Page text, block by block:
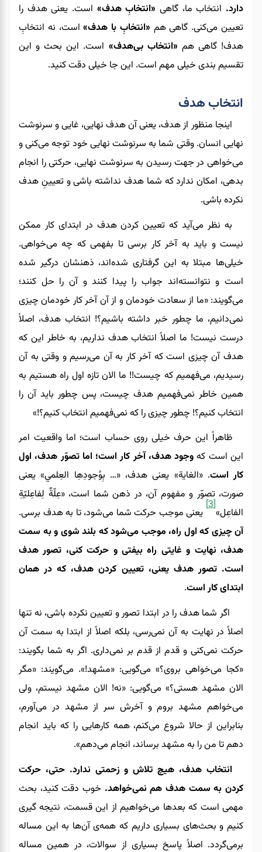
دارد. انتخاب ما، گاهی «انتخابِ هدف» است. یعنی هدف را
تعیین می‌کنی. گاهی هم «انتخابِ با هدف»است، نه انتخابِ
هدف! گاهی هم «انتخاب بی‌هدف» است. این بحث و این
تقسیم بندی خیلی مهم است. این جا خیلی دقت کنید.
انتخاب هدف
اینجا منظور از هدف، یعنی آن هدف نهایی، غایی و سرنوشت
نهایی انسان. وقتی شما به سرنوشت نهایی خود توجه می‌کنی و
می‌خواهی در جهت رسیدن به سرنوشت نهایی، حرکتی را انجام
بدهی، امکان ندارد که شما هدف نداشته باشی و تعیینِ هدف
نکرده باشی.
به نظر می‌آید که تعیین کردن هدف در ابتدای کار ممکن
نیست و باید به آخر کار برسی تا بفهمی که چه می‌خواهی.
خیلی‌ها مبتلا به این گرفتاری شده‌اند، ذهنشان درگیر شده
است و نتوانسته‌اند جواب را پیدا کنند و آن را حل کنند؛
می‌گویند: «ما از سعادت خودمان و از آن آخر کار خودمان چیزی
نمی‌دانیم، ما چطور خبر داشته باشیم؟! انتخاب هدف، اصلاً
درست نیست! ما اصلاً انتخاب هدف نداریم، به خاطر این که
هدف آن چیزی است که آخر کار به آن می‌رسیم و وقتی به آن
رسیدیم، می‌فهمیم که چیست!! ما الان تازه اول راه هستیم به
همین خاطر نمی‌فهمیم هدف چیست، پس چطور باید آن را
انتخاب کنیم؟! چطور چیزی را که نمی‌فهمیم انتخاب کنیم؟!»
ظاهراً این حرف خیلی روی حساب است؛ اما واقعیت امر
این است که وجود هدف، آخر کار است؛ اما تصوّر هدف، اول
کار است. «الغایة» یعنی هدف، «… بِوُجودِهِا العِلمي» یعنی
صورت، تصوّر و مفهوم آن، در ذهن شما است، «عِلّةٌ لِفاعِلیّةِ
الفاعِل»
[3]
یعنی موجب حرکت شما می‌شود، تا به هدف برسی.
آن چیزی که اول راه، موجب می‌شود که بلند شوی و به سمت
هدف، نهایت و غایتی راه بیفتی و حرکت کنی، تصور هدف
است. تصور هدف یعنی، تعیین کردن هدف، که در همان
ابتدای کار است.
اگر شما هدف را در ابتدا تصور و تعیین نکرده باشی، نه تنها
اصلاً در نهایت به آن نمی‌رسی، بلکه اصلاً از ابتدا به سمت آن
حرکت نمی‌کنی و قدم از قدم بر نمی‌داری. اگر به شما بگویند:
«کجا می‌خواهی بروی؟» می‌گویی: «مشهد!». می‌گویند: «مگر
الان مشهد هستی؟» می‌گویی: «نه! الان مشهد نیستم، ولی
می‌خواهم مشهد بروم و آخرش سر از مشهد در می‌آورم،
بنابراین از حالا شروع می‌کنم، همه کارهایی را که باید انجام
دهم تا من را به مشهد برساند، انجام می‌دهم».
انتخاب هدف، هیچ تلاش و زحمتی ندارد. حتی، حرکت
کردن به سمت هدف هم نمی‌خواهد. خوب دقت کنید، بحث
مهمی است که بعدها می‌خواهیم از این قسمت، نتیجه گیری
کنیم و بحث‌های بسیاری داریم که همه‌ی آن‌ها به این مساله
برمی‌گردد. اصلاً پاسخ بسیاری از سوالات، در همین مساله